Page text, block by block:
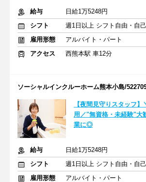
給与
日給1万5248円
シフト
週1日以上 シフト自由・自
雇用形態
アルバイト・パート
アクセス
西熊本駅 車12分
ソーシャルインクルーホーム熊本小島/
【夜間見守りスタッフ
用／"無資格・未経験"大
業に◎
給与
日給1万5248円
シフト
週1日以上 シフト自由・自
雇用形態
アルバイト・パート